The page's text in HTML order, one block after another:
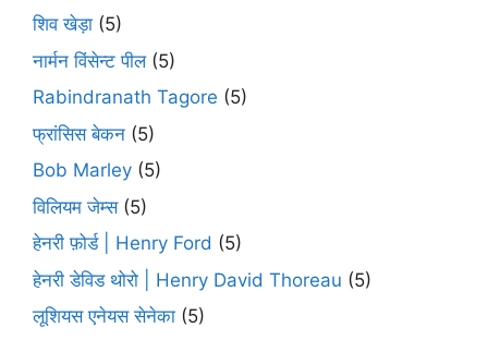
शिव खेड़ा (5)
नार्मन विंसेन्ट पील(5)
Rabindranath Tagore (5)
फ्रांसिस बेकन (5)
Bob Marley (5)
विलियम जेम्स(5)
हेनरी फ़ोर्ड | Henry Ford (5)
हेनरी डेविड थोरो | Henry David Thoreau (5)
लूशियस एनेयस सेनेका (5)